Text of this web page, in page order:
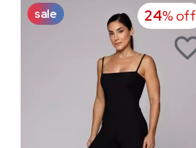
sale 24% off